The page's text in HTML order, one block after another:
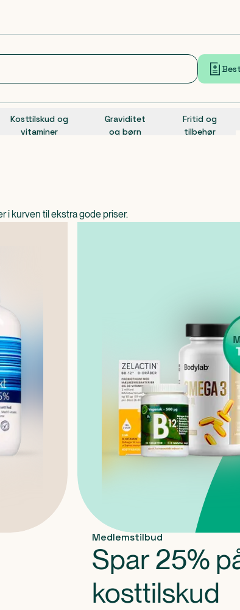
Kosttilskud og
vitaminer
Graviditet
og børn
Fritid og
tilbehør
i kurven til ekstra gode priser.
Medlemstilbud
Spar 25%
kosttilskud